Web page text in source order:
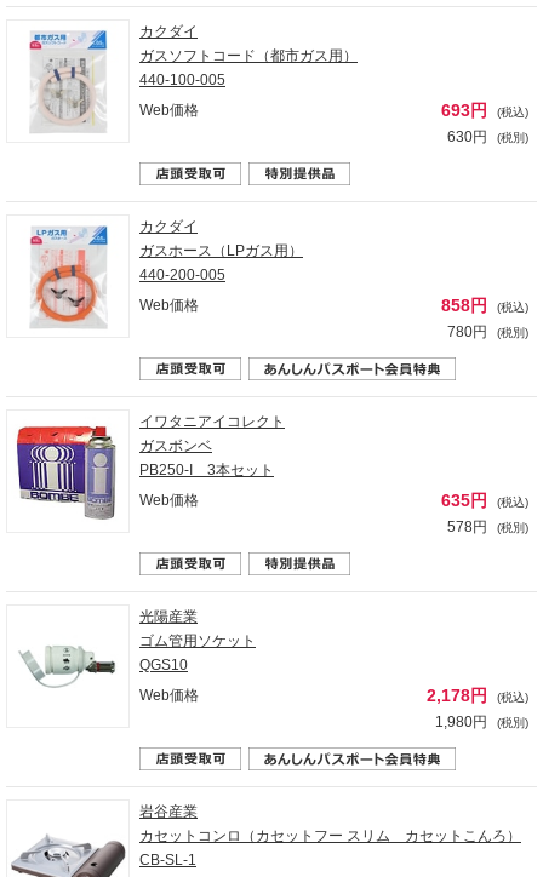
カクダイ
ガスソフトコード（都市ガス用）
440-100-005
Web価格
693円 (税込)
630円 (税別)
カクダイ
ガスホース（LPガス用）
440-200-005
Web価格
858円 (税込)
780円 (税別)
イワタニアイコレクト
ガスボンベ
PB250-I 3本セット
Web価格
635円 (税込)
578円 (税別)
光陽産業
ゴム管用ソケット
QGS10
Web価格
2,178円 (税込)
1,980円 (税別)
岩谷産業
カセットコンロ（カセットフー スリム カセットこんろ）
CB-SL-1